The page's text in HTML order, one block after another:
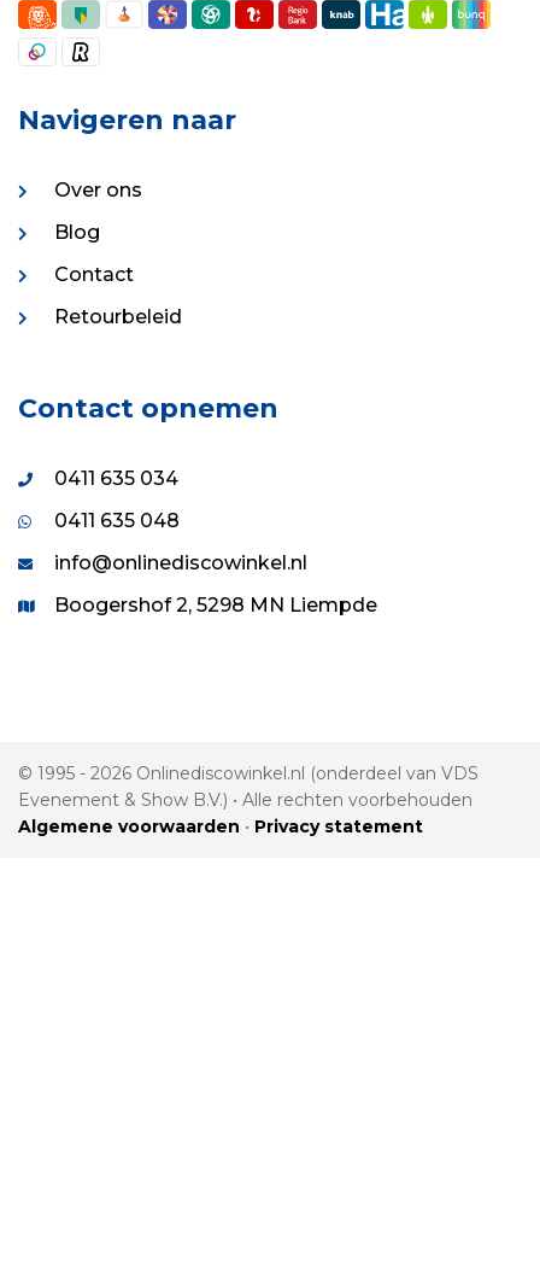
Navigeren naar
Over ons
Blog
Contact
Retourbeleid
Contact opnemen
0411 635 034
0411 635 048
info@onlinediscowinkel.nl
Boogershof 2, 5298 MN Liempde
© 1995 - 2026 Onlinediscowinkel.nl (onderdeel van VDS
Evenement & Show B.V.) • Alle rechten voorbehouden
Algemene voorwaarden • Privacy statement